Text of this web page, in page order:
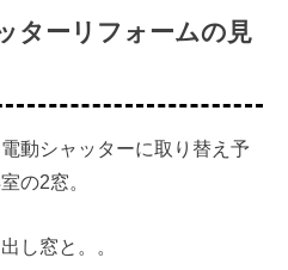
ターリフォームの見
動シャッターに取り替え予
の2窓。
し窓と。。